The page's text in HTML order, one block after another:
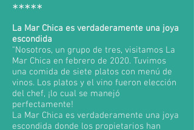
*****
La Mar Chica es verdaderamente una joya
escondida
"Nosotros, un grupo de tres, visitamos La
Mar Chica en febrero de 2020. Tuvimos
una comida de siete platos con menú de
vinos. Los platos y el vino fueron elección
del chef, ¡lo cual se manejó
perfectamente!
La Mar Chica es verdaderamente una joya
escondida donde los propietarios han